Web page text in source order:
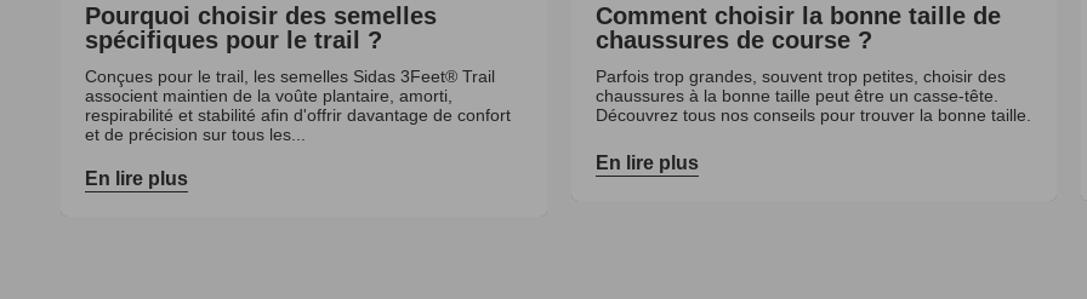
Pourquoi choisir des semelles
spécifiques pour le trail ?
Conçues pour le trail, les semelles Sidas 3Feet® Trail
associent maintien de la voûte plantaire, amorti,
respirabilité et stabilité afin d'offrir davantage de confort
et de précision sur tous les...
En lire plus
Comment choisir la bonne taille de
chaussures de course ?
Parfois trop grandes, souvent trop petites, choisir des
chaussures à la bonne taille peut être un casse-tête.
Découvrez tous nos conseils pour trouver la bonne taille.
En lire plus